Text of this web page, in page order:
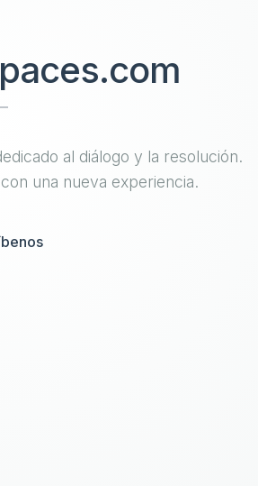
al diálogo y la resolución.
una nueva experiencia.